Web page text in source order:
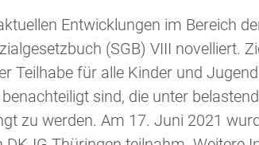
Entwicklungen im Bereich
(SGB) VIII novelliert.
Teilhabe für alle Kinder und
sind, die unter
zu werden. Am 17. Juni 2021